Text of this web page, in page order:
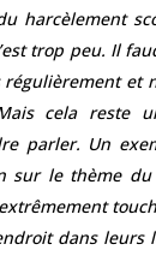
harcèlement
trop peu. Il
et
cela reste
parler. Un
sur le thème
dans leurs